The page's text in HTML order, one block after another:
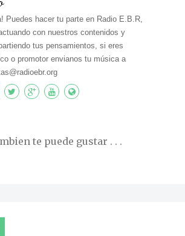
Puedes hacer tu parte en Radio E.B.R,
con nuestros contenidos y
tus pensamientos, si eres
o promotor envianos tu música a
te puede gustar . . .